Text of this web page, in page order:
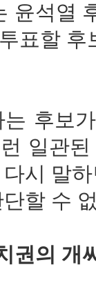
윤석열
표할
후보
일관
시 말
할 수
권의 개